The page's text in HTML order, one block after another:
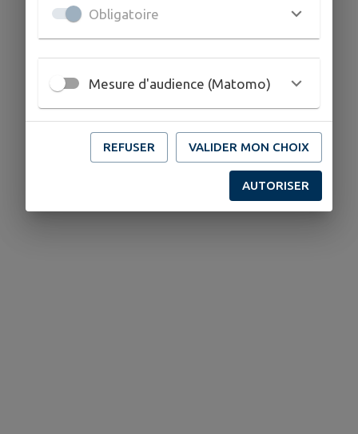
Obligatoire
Mesure d'audience (Matomo)
REFUSER VALIDER MON CHOIX
AUTORISER